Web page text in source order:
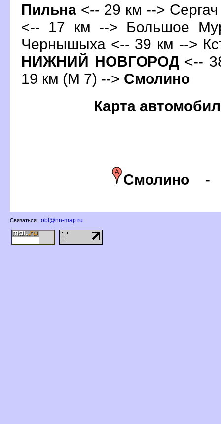
Пильна <-- 29 км -->
<-- 17 км --> Большое
Чернышыха <-- 39 км -->
НИЖНИЙ НОВГОРОД<--
19 км (М 7) --> Смолино
Карта
Смолино
Связаться: obl@nn-map.ru